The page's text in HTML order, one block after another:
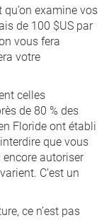
qu’on examine vos
de 100 $US par
vous fera
votre
celles
de 80 % des
Floride ont établi
que vous
autoriser
C’est un
ce n’est pas